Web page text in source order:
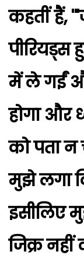
कहतीं हैं,
में ले गईं
होगा और
को पता
मुझे लगा
इसीलिए
जिक्र